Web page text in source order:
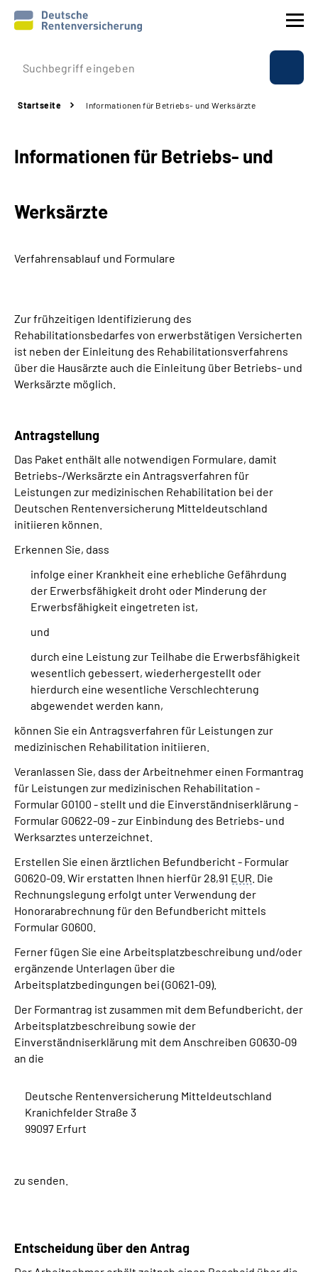
Prävention
Rente
Online-Services
Suche
Language
Inhalte in Gebärdensprache (DGS)
Leichte Sprache
Startseite Informationen für Betriebs- und Werksärzte
Informationen für Betriebs- und
Werksärzte
Verfahrensablauf und Formulare
Zur frühzeitigen Identifizierung des
Rehabilitationsbedarfes von erwerbstätigen Versicherten
ist neben der Einleitung des Rehabilitationsverfahrens
über die Hausärzte auch die Einleitung über Betriebs- und
Werksärzte möglich.
Antragstellung
Das Paket enthält alle notwendigen Formulare, damit
Betriebs-/Werksärzte ein Antragsverfahren für
Leistungen zur medizinischen Rehabilitation bei der
Deutschen Rentenversicherung Mitteldeutschland
initiieren können.
Erkennen Sie, dass
infolge einer Krankheit eine erhebliche Gefährdung
der Erwerbsfähigkeit droht oder Minderung der
Erwerbsfähigkeit eingetreten ist,
und
durch eine Leistung zur Teilhabe die Erwerbsfähigkeit
wesentlich gebessert, wiederhergestellt oder
hierdurch eine wesentliche Verschlechterung
abgewendet werden kann,
können Sie ein Antragsverfahren für Leistungen zur
medizinischen Rehabilitation initiieren.
Veranlassen Sie, dass der Arbeitnehmer einen Formantrag
für Leistungen zur medizinischen Rehabilitation -
Formular G0100 - stellt und die Einverständniserklärung -
Formular G0622-09 - zur Einbindung des Betriebs- und
Werksarztes unterzeichnet.
Erstellen Sie einen ärztlichen Befundbericht - Formular
G0620-09. Wir erstatten Ihnen hierfür 28,91 EUR . Die
Rechnungslegung erfolgt unter Verwendung der
Honorarabrechnung für den Befundbericht mittels
Formular G0600.
Ferner fügen Sie eine Arbeitsplatzbeschreibung und/oder
ergänzende Unterlagen über die
Arbeitsplatzbedingungen bei (G0621-09).
Der Formantrag ist zusammen mit dem Befundbericht, der
Arbeitsplatzbeschreibung sowie der
Einverständniserklärung mit dem Anschreiben G0630-09
an die
Deutsche Rentenversicherung Mitteldeutschland
Kranichfelder Straße 3
99097 Erfurt
zu senden.
Entscheidung über den Antrag